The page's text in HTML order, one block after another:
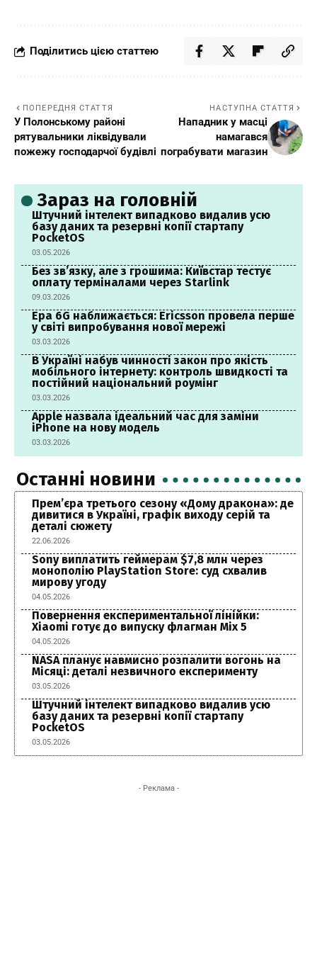
Поділитись цією статтею
ПОПЕРЕДНЯ СТАТТЯ
У Полонському районі
рятувальники ліквідували
пожежу господарчої будівлі
НАСТУПНА СТАТТЯ
Нападник у масці
намагався
пограбувати магазин
Зараз на головній
Штучний інтелект випадково видалив усю
базу даних та резервні копії стартапу
PocketOS
03.05.2026
Без зв’язку, але з грошима: Київстар тестує
оплату терміналами через Starlink
09.03.2026
Ера 6G наближається: Ericsson провела перше
у світі випробування нової мережі
03.03.2026
В Україні набув чинності закон про якість
мобільного інтернету: контроль швидкості та
постійний національний роумінг
03.03.2026
Apple назвала ідеальний час для заміни
iPhone на нову модель
03.03.2026
Останні новини
Прем’єра третього сезону «Дому дракона»: де
дивитися в Україні, графік виходу серій та
деталі сюжету
22.06.2026
Sony виплатить геймерам $7,8 млн через
монополію PlayStation Store: суд схвалив
мирову угоду
04.05.2026
Повернення експериментальної лінійки:
Xiaomi готує до випуску флагман Mix 5
04.05.2026
NASA планує навмисно розпалити вогонь на
Місяці: деталі незвичного експерименту
03.05.2026
Штучний інтелект випадково видалив усю
базу даних та резервні копії стартапу
PocketOS
03.05.2026
- Реклама -